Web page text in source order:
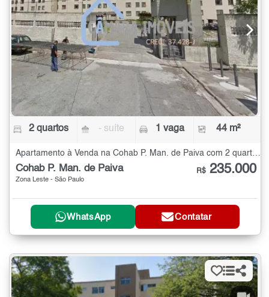
2 quartos - suíte 1 vaga 44 m²
Apartamento à Venda na Cohab P. Man. de Paiva com 2 quartos - 44 m²
Cohab P. Man. de Paiva
Zona Leste - São Paulo
R$ 235.000
WhatsApp Contatar